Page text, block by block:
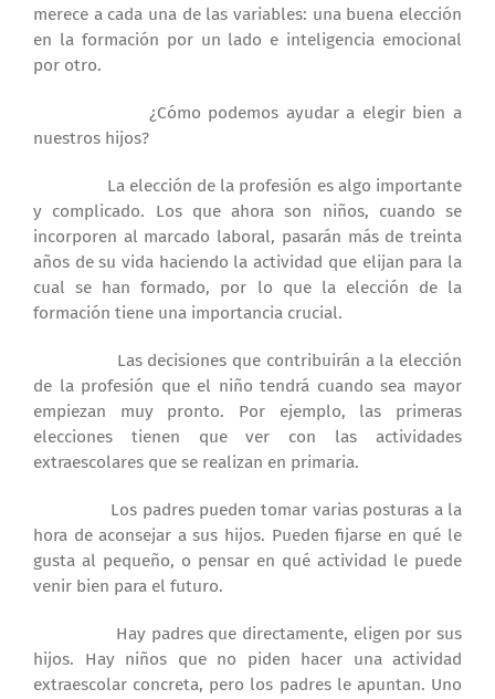
merece a cada una de las variables: una buena elección
en la formación por un lado e inteligencia emocional
por otro.
¿Cómo podemos ayudar a elegir bien a
nuestros hijos?
La elección de la profesión es algo importante
y complicado. Los que ahora son niños, cuando se
incorporen al marcado laboral, pasarán más de treinta
años de su vida haciendo la actividad que elijan para la
cual se han formado, por lo que la elección de la
formación tiene una importancia crucial.
Las decisiones que contribuirán a la elección
de la profesión que el niño tendrá cuando sea mayor
empiezan muy pronto. Por ejemplo, las primeras
elecciones tienen que ver con las actividades
extraescolares que se realizan en primaria.
Los padres pueden tomar varias posturas a la
hora de aconsejar a sus hijos. Pueden fijarse en qué le
gusta al pequeño, o pensar en qué actividad le puede
venir bien para el futuro.
Hay padres que directamente, eligen por sus
hijos. Hay niños que no piden hacer una actividad
extraescolar concreta, pero los padres le apuntan. Uno